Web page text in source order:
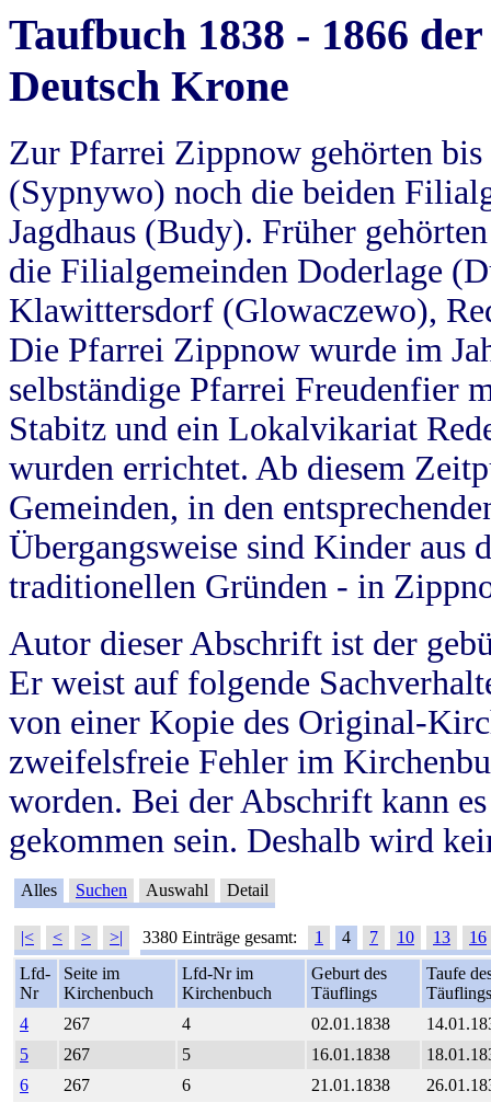
Taufbuch 1838 - 1866
Deutsch Krone
Zur Pfarrei Zippnow gehörten
(Sypnywo) noch die beiden
Jagdhaus (Budy). Früher
die Filialgemeinden Doderlage
Klawittersdorf (Glowaczewo),
Die Pfarrei Zippnow wurde im
selbständige Pfarrei Freudenfier
Stabitz und ein Lokalvikariat
wurden errichtet. Ab diesem
Gemeinden, in den
Übergangsweise sind Kinder aus
traditionellen Gründen - in
Autor dieser Abschrift ist der
Er weist auf folgende
von einer Kopie des Original-
zweifelsfreie Fehler im
worden. Bei der Abschrift kann
gekommen sein. Deshalb wird
Alles Suchen Auswahl Detail
|< < > >| 3380 Einträge gesamt: 1 4 7 10 13
16
Lfd-
Nr
Seite im
Kirchenbuch
Lfd-Nr im
Kirchenbuch
Geburt des
Täuflings
Taufe
Täuflings
4
267 4 02.01.1838
5
267 5 16.01.1838
6
267 6 21.01.1838